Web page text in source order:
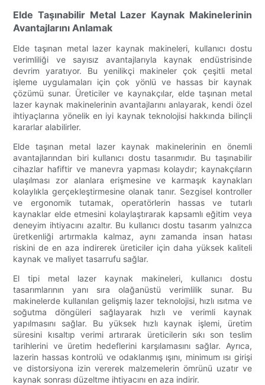
Elde Taşınabilir Metal Lazer Kaynak Makinelerinin
Avantajlarını Anlamak
Elde taşınan metal lazer kaynak makineleri, kullanıcı dostu
verimliliği ve sayısız avantajlarıyla kaynak endüstrisinde
devrim yaratıyor. Bu yenilikçi makineler çok çeşitli metal
işleme uygulamaları için çok yönlü ve hassas bir kaynak
çözümü sunar. Üreticiler ve kaynakçılar, elde taşınan metal
lazer kaynak makinelerinin avantajlarını anlayarak, kendi özel
ihtiyaçlarına yönelik en iyi kaynak teknolojisi hakkında bilinçli
kararlar alabilirler.
Elde taşınan metal lazer kaynak makinelerinin en önemli
avantajlarından biri kullanıcı dostu tasarımıdır. Bu taşınabilir
cihazlar hafiftir ve manevra yapması kolaydır; kaynakçıların
ulaşılması zor alanlara erişmesine ve karmaşık kaynakları
kolaylıkla gerçekleştirmesine olanak tanır. Sezgisel kontroller
ve ergonomik tutamak, operatörlerin hassas ve tutarlı
kaynaklar elde etmesini kolaylaştırarak kapsamlı eğitim veya
deneyim ihtiyacını azaltır. Bu kullanıcı dostu tasarım yalnızca
üretkenliği artırmakla kalmaz, aynı zamanda insan hatası
riskini de en aza indirerek üreticiler için daha yüksek kaliteli
kaynak ve maliyet tasarrufu sağlar.
El tipi metal lazer kaynak makineleri, kullanıcı dostu
tasarımlarının yanı sıra olağanüstü verimlilik sunar. Bu
makinelerde kullanılan gelişmiş lazer teknolojisi, hızlı ısıtma ve
soğutma döngüleri sağlayarak hızlı ve verimli kaynak
yapılmasını sağlar. Bu yüksek hızlı kaynak işlemi, üretim
süresini kısaltıp verimi artırarak üreticilerin sıkı son teslim
tarihlerini ve üretim hedeflerini karşılamasını sağlar. Ayrıca,
lazerin hassas kontrolü ve odaklanmış ışını, minimum ısı girişi
ve distorsiyona izin vererek malzemelerin ömrünü uzatır ve
kaynak sonrası düzeltme ihtiyacını en aza indirir.